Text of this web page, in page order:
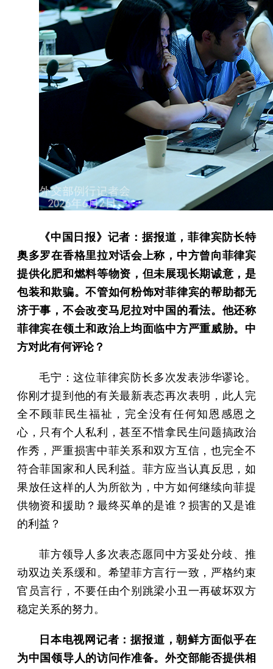
《中国日报》记者：据报道，菲律宾防长特
奥多罗在香格里拉对话会上称，中方曾向菲律宾
提供化肥和燃料等物资，但未展现长期诚意，是
包装和欺骗。不管如何粉饰对菲律宾的帮助都无
济于事，不会改变马尼拉对中国的看法。他还称
菲律宾在领土和政治上均面临中方严重威胁。中
方对此有何评论？
毛宁：这位菲律宾防长多次发表涉华谬论。
你刚才提到他的有关最新表态再次表明，此人完
全不顾菲民生福祉，完全没有任何知恩感恩之
心，只有个人私利，甚至不惜拿民生问题搞政治
作秀，严重损害中菲关系和双方互信，也完全不
符合菲国家和人民利益。菲方应当认真反思，如
果放任这样的人为所欲为，中方如何继续向菲提
供物资和援助？最终买单的是谁？损害的又是谁
的利益？
菲方领导人多次表态愿同中方妥处分歧、推
动双边关系缓和。希望菲方言行一致，严格约束
官员言行，不要任由个别跳梁小丑一再破坏双方
稳定关系的努力。
日本电视网记者：据报道，朝鲜方面似乎在
为中国领导人的访问作准备。外交部能否提供相